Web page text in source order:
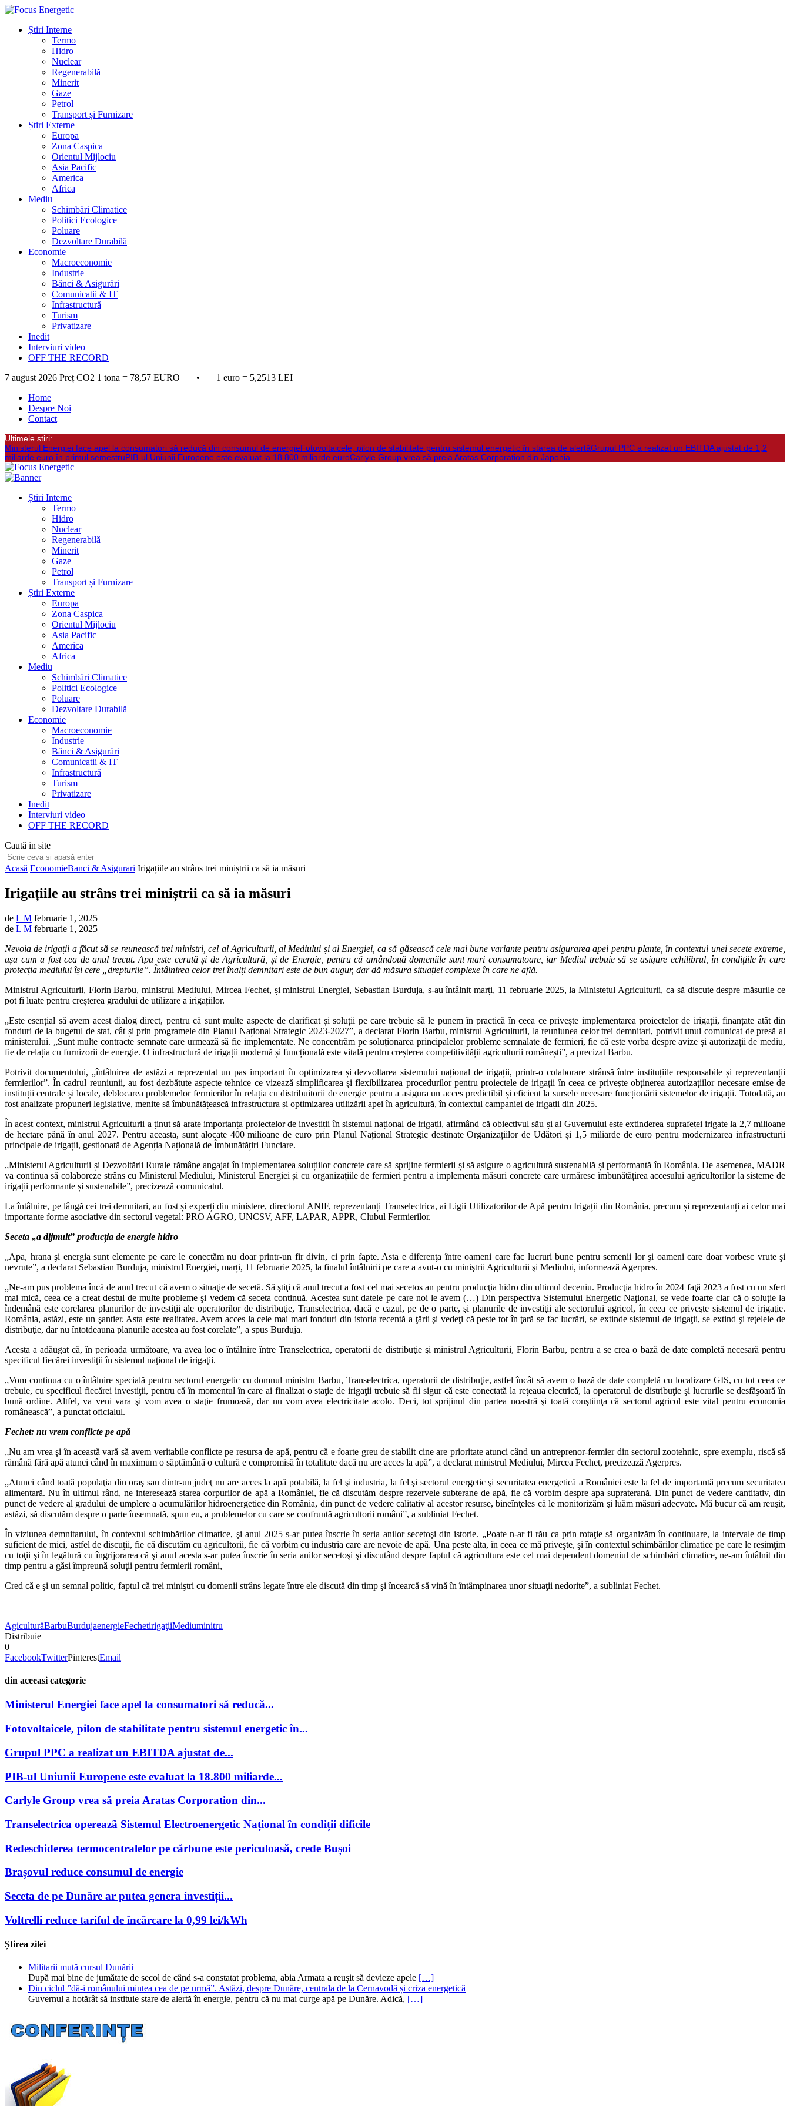
Știri Interne
Termo
Hidro
Nuclear
Regenerabilă
Minerit
Gaze
Petrol
Transport și Furnizare
Știri Externe
Europa
Zona Caspica
Orientul Mijlociu
Asia Pacific
America
Africa
Mediu
Schimbări Climatice
Politici Ecologice
Poluare
Dezvoltare Durabilă
Economie
Macroeconomie
Industrie
Bănci & Asigurări
Comunicatii & IT
Infrastructură
Turism
Privatizare
Inedit
Interviuri video
OFF THE RECORD
7 august 2026 Preț CO2 1 tona = 78,57 EURO • 1 euro = 5,2513 LEI
Home
Despre Noi
Contact
Ultimele stiri:
Ministerul Energiei face apel la consumatori să reducă din consumul de energieFotovoltaicele, pilon de stabilitate pentru sistemul energetic în starea de alertăGrupul PPC a realizat un EBITDA ajustat de 1,2
miliarde euro în primul semestruPIB-ul Uniunii Europene este evaluat la 18.800 miliarde euroCarlyle Group vrea să preia Aratas Corporation din Japonia
Știri Interne
Termo
Hidro
Nuclear
Regenerabilă
Minerit
Gaze
Petrol
Transport și Furnizare
Știri Externe
Europa
Zona Caspica
Orientul Mijlociu
Asia Pacific
America
Africa
Mediu
Schimbări Climatice
Politici Ecologice
Poluare
Dezvoltare Durabilă
Economie
Macroeconomie
Industrie
Bănci & Asigurări
Comunicatii & IT
Infrastructură
Turism
Privatizare
Inedit
Interviuri video
OFF THE RECORD
Caută in site
Acasă EconomieBanci & Asigurari Irigațiile au strâns trei miniștrii ca să ia măsuri
Irigațiile au strâns trei miniștrii ca să ia măsuri
de L M februarie 1, 2025
de L M februarie 1, 2025
Nevoia de irigații a făcut să se reunească trei miniștri, cel al Agriculturii, al Mediului și al Energiei, ca să găsească cele mai bune variante pentru asigurarea apei pentru plante, în contextul unei secete extreme,
așa cum a fost cea de anul trecut. Apa este cerută și de Agricultură, și de Energie, pentru că amândouă domeniile sunt mari consumatoare, iar Mediul trebuie să se asigure echilibrul, în condițiile în care
protecția mediului își cere „drepturile”. Întâlnirea celor trei înalți demnitari este de bun augur, dar dă măsura situației complexe în care ne află.
Ministrul Agriculturii, Florin Barbu, ministrul Mediului, Mircea Fechet, și ministrul Energiei, Sebastian Burduja, s-au întâlnit marți, 11 februarie 2025, la Ministetul Agriculturii, ca să discute despre măsurile ce
pot fi luate pentru creșterea gradului de utilizare a irigațiilor.
„Este esențial să avem acest dialog direct, pentru că sunt multe aspecte de clarificat și soluții pe care trebuie să le punem în practică în ceea ce privește implementarea proiectelor de irigații, finanțate atât din
fonduri de la bugetul de stat, cât și prin programele din Planul Național Strategic 2023-2027”, a declarat Florin Barbu, ministrul Agriculturii, la reuniunea celor trei demnitari, potrivit unui comunicat de presă al
ministerului. „Sunt multe contracte semnate care urmează să fie implementate. Ne concentrăm pe soluționarea principalelor probleme semnalate de fermieri, fie că este vorba despre avize și autorizații de mediu,
fie de relația cu furnizorii de energie. O infrastructură de irigații modernă și funcțională este vitală pentru creșterea competitivității agriculturii românești”, a precizat Barbu.
Potrivit documentului, „întâlnirea de astăzi a reprezentat un pas important în optimizarea și dezvoltarea sistemului național de irigații, printr-o colaborare strânsă între instituțiile responsabile și reprezentanții
fermierilor”. În cadrul reuniunii, au fost dezbătute aspecte tehnice ce vizează simplificarea și flexibilizarea procedurilor pentru proiectele de irigații în ceea ce privește obținerea autorizațiilor necesare emise de
instituții centrale și locale, deblocarea problemelor fermierilor în relația cu distribuitorii de energie pentru a asigura un acces predictibil și eficient la sursele necesare funcționării sistemelor de irigații. Totodată, au
fost analizate propuneri legislative, menite să îmbunătățească infrastructura și optimizarea utilizării apei în agricultură, în contextul campaniei de irigații din 2025.
În acest context, ministrul Agriculturii a ținut să arate importanța proiectelor de investiții în sistemul național de irigații, afirmând că obiectivul său și al Guvernului este extinderea suprafeței irigate la 2,7 milioane
de hectare până în anul 2027. Pentru aceasta, sunt alocate 400 milioane de euro prin Planul Național Strategic destinate Organizațiilor de Udători și 1,5 miliarde de euro pentru modernizarea infrastructurii
principale de irigații, gestionată de Agenția Națională de Îmbunătățiri Funciare.
„Ministerul Agriculturii și Dezvoltării Rurale rămâne angajat în implementarea soluțiilor concrete care să sprijine fermierii și să asigure o agricultură sustenabilă și performantă în România. De asemenea, MADR
va continua să colaboreze strâns cu Ministerul Mediului, Ministerul Energiei și cu organizațiile de fermieri pentru a implementa măsuri concrete care urmăresc îmbunătățirea accesului agricultorilor la sisteme de
irigații performante și sustenabile”, precizează comunicatul.
La întâlnire, pe lângă cei trei demnitari, au fost și experți din ministere, directorul ANIF, reprezentanți Transelectrica, ai Ligii Utilizatorilor de Apă pentru Irigații din România, precum și reprezentanți ai celor mai
importante forme asociative din sectorul vegetal: PRO AGRO, UNCSV, AFF, LAPAR, APPR, Clubul Fermierilor.
Seceta „a dijmuit” producția de energie hidro
„Apa, hrana şi energia sunt elemente pe care le conectăm nu doar printr-un fir divin, ci prin fapte. Asta e diferenţa între oameni care fac lucruri bune pentru semenii lor şi oameni care doar vorbesc vrute şi
nevrute”, a declarat Sebastian Burduja, ministrul Energiei, marți, 11 februarie 2025, la finalul întâlnirii pe care a avut-o cu miniştrii Agriculturii şi Mediului, informează Agerpres.
„Ne-am pus problema încă de anul trecut că avem o situaţie de secetă. Să ştiţi că anul trecut a fost cel mai secetos an pentru producţia hidro din ultimul deceniu. Producţia hidro în 2024 faţă 2023 a fost cu un sfert
mai mică, ceea ce a creat destul de multe probleme şi vedem că seceta continuă. Acestea sunt datele pe care noi le avem (…) Din perspectiva Sistemului Energetic Naţional, se vede foarte clar că o soluţie la
îndemână este corelarea planurilor de investiţii ale operatorilor de distribuţie, Transelectrica, dacă e cazul, pe de o parte, şi planurile de investiţii ale sectorului agricol, în ceea ce priveşte sistemul de irigaţie.
România, astăzi, este un şantier. Asta este realitatea. Avem acces la cele mai mari fonduri din istoria recentă a ţării şi vedeţi că peste tot în ţară se fac lucrări, se extinde sistemul de irigaţii, se extind şi reţelele de
distribuţie, dar nu întotdeauna planurile acestea au fost corelate”, a spus Burduja.
Acesta a adăugat că, în perioada următoare, va avea loc o întâlnire între Transelectrica, operatorii de distribuţie şi ministrul Agriculturii, Florin Barbu, pentru a se crea o bază de date completă necesară pentru
specificul fiecărei investiţii în sistemul naţional de irigaţii.
„Vom continua cu o întâlnire specială pentru sectorul energetic cu domnul ministru Barbu, Transelectrica, operatorii de distribuţie, astfel încât să avem o bază de date completă cu localizare GIS, cu tot ceea ce
trebuie, cu specificul fiecărei investiţii, pentru că în momentul în care ai finalizat o staţie de irigaţii trebuie să fii sigur că este conectată la reţeaua electrică, la operatorul de distribuţie şi lucrurile se desfăşoară în
bună ordine. Altfel, va veni vara şi vom avea o staţie frumoasă, dar nu vom avea electricitate acolo. Deci, tot sprijinul din partea noastră şi toată conştiinţa că sectorul agricol este vital pentru economia
românească”, a punctat oficialul.
Fechet: nu vrem conflicte pe apă
„Nu am vrea şi în această vară să avem veritabile conflicte pe resursa de apă, pentru că e foarte greu de stabilit cine are prioritate atunci când un antreprenor-fermier din sectorul zootehnic, spre exemplu, riscă să
rămână fără apă atunci când în maximum o săptămână o cultură e compromisă în totalitate dacă nu are acces la apă”, a declarat ministrul Mediului, Mircea Fechet, precizează Agerpres.
„Atunci când toată populaţia din oraş sau dintr-un judeţ nu are acces la apă potabilă, la fel şi industria, la fel şi sectorul energetic şi securitatea energetică a României este la fel de importantă precum securitatea
alimentară. Nu în ultimul rând, ne interesează starea corpurilor de apă a României, fie că discutăm despre rezervele subterane de apă, fie că vorbim despre apa supraterană. Din punct de vedere cantitativ, din
punct de vedere al gradului de umplere a acumulărilor hidroenergetice din România, din punct de vedere calitativ al acestor resurse, bineînţeles că le monitorizăm şi luăm măsuri adecvate. Mă bucur că am reuşit,
astăzi, să discutăm despre o parte însemnată, spun eu, a problemelor cu care se confruntă agricultorii români”, a subliniat Fechet.
În viziunea demnitarului, în contextul schimbărilor climatice, şi anul 2025 s-ar putea înscrie în seria anilor secetoşi din istorie. „Poate n-ar fi rău ca prin rotaţie să organizăm în continuare, la intervale de timp
suficient de mici, astfel de discuţii, fie că discutăm cu agricultorii, fie că vorbim cu industria care are nevoie de apă. Una peste alta, în ceea ce mă priveşte, şi în contextul schimbărilor climatice pe care le resimţim
cu toţii şi în legătură cu îngrijorarea că şi anul acesta s-ar putea înscrie în seria anilor secetoşi şi discutând despre faptul că agricultura este cel mai dependent domeniul de schimbări climatice, ne-am întâlnit din
timp pentru a găsi împreună soluţii pentru fermierii români,
Cred că e şi un semnal politic, faptul că trei miniştri cu domenii strâns legate între ele discută din timp şi încearcă să vină în întâmpinarea unor situaţii nedorite”, a subliniat Fechet.
AgiculturăBarbuBurdujaenergieFechetirigaţiiMediuminitru
Distribuie
0
FacebookTwitterPinterestEmail
din aceeasi categorie
Ministerul Energiei face apel la consumatori să reducă...
Fotovoltaicele, pilon de stabilitate pentru sistemul energetic în...
Grupul PPC a realizat un EBITDA ajustat de...
PIB-ul Uniunii Europene este evaluat la 18.800 miliarde...
Carlyle Group vrea să preia Aratas Corporation din...
Transelectrica opereazã Sistemul Electroenergetic Național în condiții dificile
Redeschiderea termocentralelor pe cărbune este periculoasă, crede Bușoi
Brașovul reduce consumul de energie
Seceta de pe Dunăre ar putea genera investiții...
Voltrelli reduce tariful de încărcare la 0,99 lei/kWh
Știrea zilei
Militarii mută cursul Dunării
După mai bine de jumătate de secol de când s-a constatat problema, abia Armata a reușit să devieze apele […]
Din ciclul ”dă-i românului mintea cea de pe urmă”. Astăzi, despre Dunăre, centrala de la Cernavodă și criza energetică
Guvernul a hotărât să instituie stare de alertă în energie, pentru că nu mai curge apă pe Dunăre. Adică, […]